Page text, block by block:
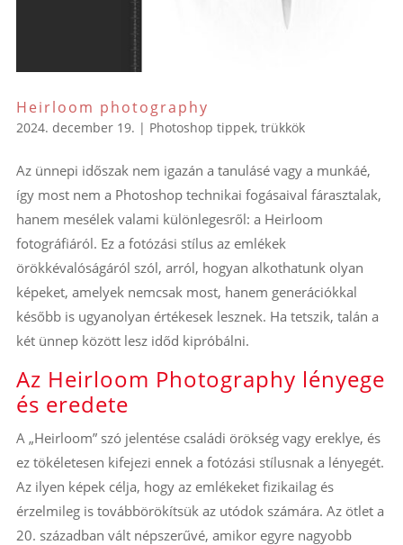
Heirloom photography
2024. december 19. | Photoshop tippek, trükkök
Az ünnepi időszak nem igazán a tanulásé vagy a munkáé,
így most nem a Photoshop technikai fogásaival fárasztalak,
hanem mesélek valami különlegesről: a Heirloom
fotográfiáról. Ez a fotózási stílus az emlékek
örökkévalóságáról szól, arról, hogyan alkothatunk olyan
képeket, amelyek nemcsak most, hanem generációkkal
később is ugyanolyan értékesek lesznek. Ha tetszik, talán a
két ünnep között lesz időd kipróbálni.
Az Heirloom Photography lényege
és eredete
A „Heirloom” szó jelentése családi örökség vagy ereklye, és
ez tökéletesen kifejezi ennek a fotózási stílusnak a lényegét.
Az ilyen képek célja, hogy az emlékeket fizikailag és
érzelmileg is továbbörökítsük az utódok számára. Az ötlet a
20. században vált népszerűvé, amikor egyre nagyobb